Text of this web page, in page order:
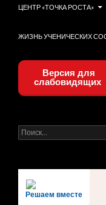
ЦЕНТР «ТОЧКА РОСТА»
ЖИЗНЬ УЧЕНИЧЕСКИХ
Версия для
слабовидящих
Найти:
Решаем вместе